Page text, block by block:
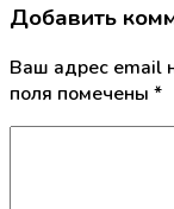
Добавить
Ваш адрес email
поля помечены *